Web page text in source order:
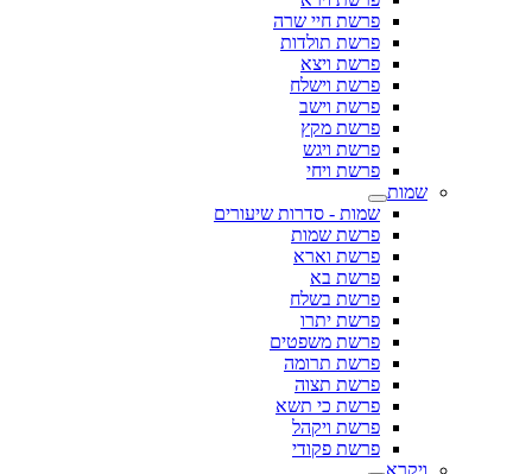
פרשת חיי שרה
פרשת תולדות
פרשת ויצא
פרשת וישלח
פרשת וישב
פרשת מקץ
פרשת ויגש
פרשת ויחי
שמות
שמות - סדרות שיעורים
פרשת שמות
פרשת וארא
פרשת בא
פרשת בשלח
פרשת יתרו
פרשת משפטים
פרשת תרומה
פרשת תצוה
פרשת כי תשא
פרשת ויקהל
פרשת פקודי